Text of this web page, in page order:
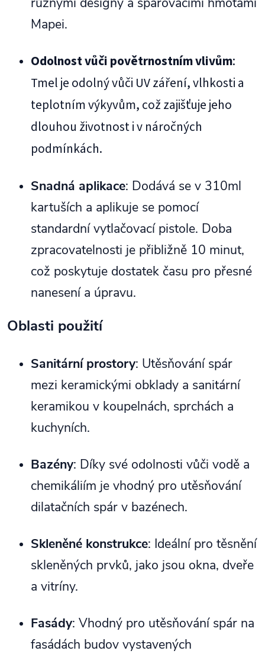
Mapei.
Odolnost vůči povětrnostním vlivům:
Tmel je odolný vůči UV záření, vlhkosti a
teplotním výkyvům, což zajišťuje jeho
dlouhou životnost i v náročných
podmínkách.
Snadná aplikace: Dodává se v 310ml
kartuších a aplikuje se pomocí
standardní vytlačovací pistole. Doba
zpracovatelnosti je přibližně 10 minut,
což poskytuje dostatek času pro přesné
nanesení a úpravu.
Oblasti použití
Sanitární prostory: Utěsňování spár
mezi keramickými obklady a sanitární
keramikou v koupelnách, sprchách a
kuchyních.
Bazény: Díky své odolnosti vůči vodě a
chemikáliím je vhodný pro utěsňování
dilatačních spár v bazénech.
Skleněné konstrukce: Ideální pro těsnění
skleněných prvků, jako jsou okna, dveře
a vitríny.
Fasády: Vhodný pro utěsňování spár na
fasádách budov vystavených